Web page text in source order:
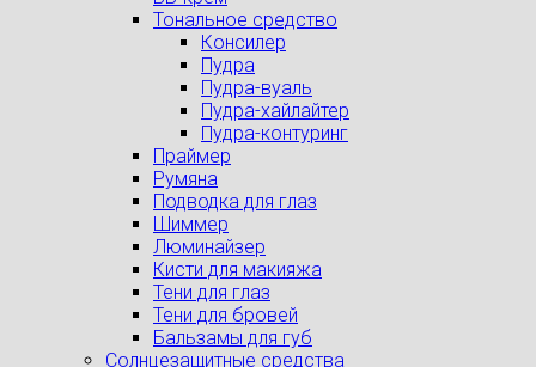
Тональное средство
Консилер
Пудра
Пудра-вуаль
Пудра-хайлайтер
Пудра-контуринг
Праймер
Румяна
Подводка для глаз
Шиммер
Люминайзер
Кисти для макияжа
Тени для глаз
Тени для бровей
Бальзамы для губ
Солнцезащитные средства